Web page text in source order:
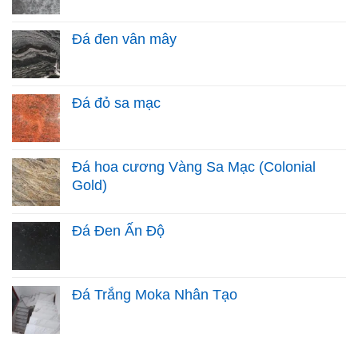
Đá đen vân mây
Đá đỏ sa mạc
Đá hoa cương Vàng Sa Mạc (Colonial
Gold)
Đá Đen Ấn Độ
Đá Trắng Moka Nhân Tạo